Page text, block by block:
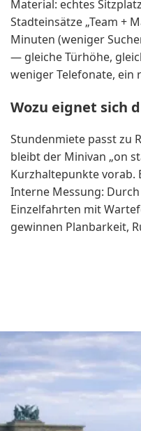
Material: echtes
Stadt­einsätze „Team +
Minuten (weniger
— gleiche Türhöhe,
weniger Telefonate, ein
Wozu eignet sich
Stundenmiete passt zu
bleibt der Minivan „on
Kurzhaltepunkte vorab.
Interne Messung:
Einzelfahrten mit
gewinnen Planbarkeit,